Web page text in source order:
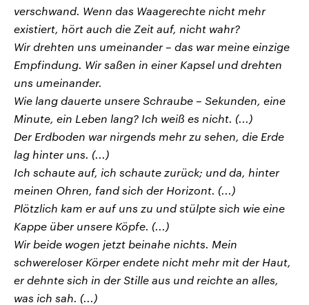
verschwand. Wenn das Waagerechte nicht mehr
existiert, hört auch die Zeit auf, nicht wahr?
Wir drehten uns umeinander – das war meine einzige
Empfindung. Wir saßen in einer Kapsel und drehten
uns umeinander.
Wie lang dauerte unsere Schraube – Sekunden, eine
Minute, ein Leben lang? Ich weiß es nicht. (...)
Der Erdboden war nirgends mehr zu sehen, die Erde
lag hinter uns. (...)
Ich schaute auf, ich schaute zurück; und da, hinter
meinen Ohren, fand sich der Horizont. (...)
Plötzlich kam er auf uns zu und stülpte sich wie eine
Kappe über unsere Köpfe. (...)
Wir beide wogen jetzt beinahe nichts. Mein
schwereloser Körper endete nicht mehr mit der Haut,
er dehnte sich in der Stille aus und reichte an alles,
was ich sah. (...)